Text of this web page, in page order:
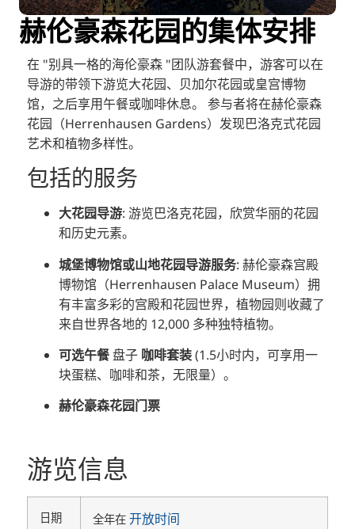
赫伦豪森花园的集体安排
在 "别具一格的海伦豪森 "团队游套餐中，游客可以在
导游的带领下游览大花园、贝加尔花园或皇宫博物
馆，之后享用午餐或咖啡休息。
参与者将在赫伦豪森
花园（Herrenhausen Gardens）发现巴洛克式花园
艺术和植物多样性。
包括的服务
大花园导游: 游览巴洛克花园，欣赏华丽的花园
和历史元素。
城堡博物馆或山地花园导游服务: 赫伦豪森宫殿
博物馆（Herrenhausen Palace Museum）拥
有丰富多彩的宫殿和花园世界，植物园则收藏了
来自世界各地的 12,000 多种独特植物。
可选午餐盘子 咖啡套装(1.5小时内，可享用一
块蛋糕、咖啡和茶，无限量）。
赫伦豪森花园门票
游览信息
日期 全年在 开放时间